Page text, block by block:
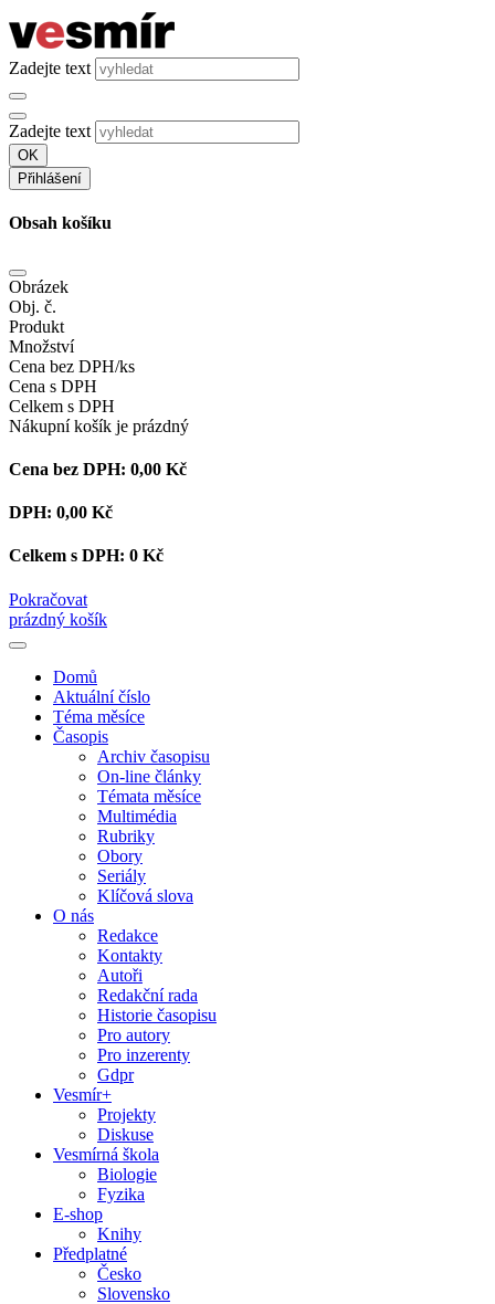
Zadejte text
Zadejte text
OK
Přihlášení
Obsah košíku
Obrázek
Obj. č.
Produkt
Množství
Cena bez DPH/ks
Cena s DPH
Celkem s DPH
Nákupní košík je prázdný
Cena bez DPH: 0,00 Kč
DPH: 0,00 Kč
Celkem s DPH: 0 Kč
Pokračovat
prázdný košík
Domů
Aktuální číslo
Téma měsíce
Časopis
Archiv časopisu
On-line články
Témata měsíce
Multimédia
Rubriky
Obory
Seriály
Klíčová slova
O nás
Redakce
Kontakty
Autoři
Redakční rada
Historie časopisu
Pro autory
Pro inzerenty
Gdpr
Vesmír+
Projekty
Diskuse
Vesmírná škola
Biologie
Fyzika
E-shop
Knihy
Předplatné
Česko
Slovensko